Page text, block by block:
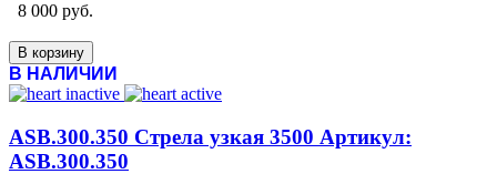
8 000 руб.
В корзину
В НАЛИЧИИ
ASB.300.350 Стрела узкая 3500 Артикул:
ASB.300.350